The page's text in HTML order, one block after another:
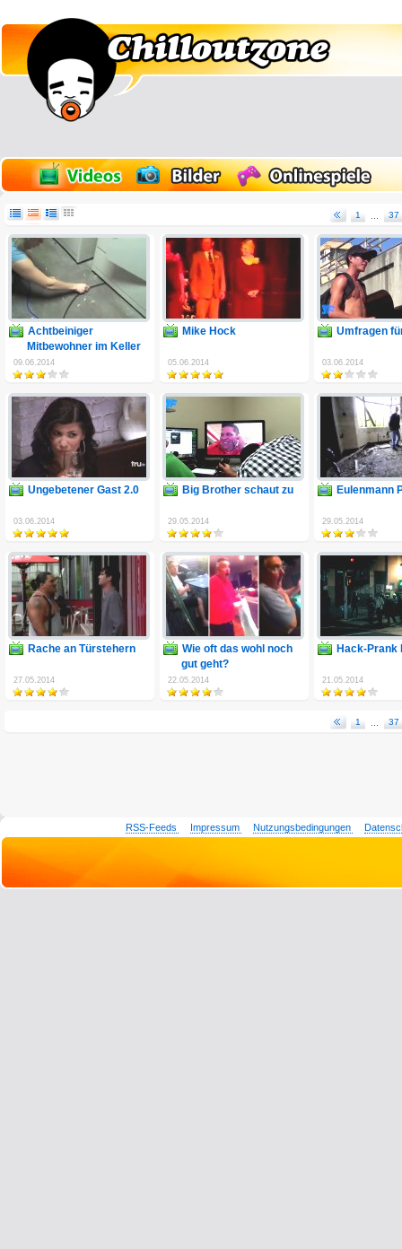
1 37
Achtbeiniger
Mitbewohner im Keller
09.06.2014
Mike Hock
05.06.2014
Umfragen
03.06.2014
Ungebetener Gast 2.0
03.06.2014
Big Brother schaut zu
29.05.2014
Eulenmann
29.05.2014
Rache an Türstehern
27.05.2014
Wie oft das wohl noch
gut geht?
22.05.2014
Hack-Prank
21.05.2014
1 37
RSS-Feeds Impressum Nutzungsbedingungen